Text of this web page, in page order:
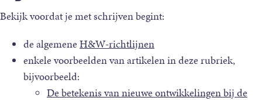
Bekijk voordat je met schrijven begint:
de algemeneH&W-richtlijnen
enkele voorbeelden van artikelen in deze rubriek,
bijvoorbeeld:
De betekenis van nieuwe ontwikkelingen bij de